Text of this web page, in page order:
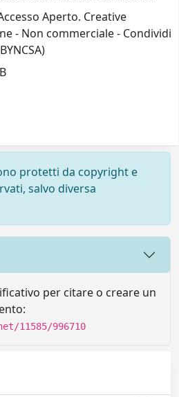
Aperto. Creative
- Non commerciale - Condividi
protetti da copyright e
salvo diversa
per citare o creare un
11585/996710